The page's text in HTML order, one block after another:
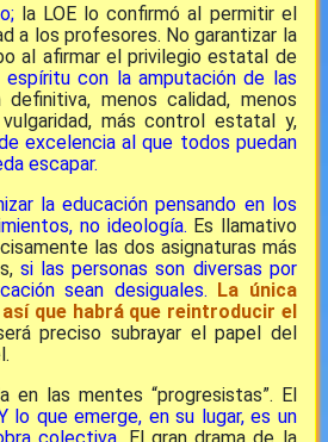
la LOE lo confirmó al permitir el
a los profesores. No garantizar la
al afirmar el privilegio estatal de
espíritu con la amputación de las
definitiva, menos calidad, menos
más control estatal y,
excelencia al que todos puedan
escapar.
la educación pensando en los
no ideología. Es llamativo
las dos asignaturas más
si las personas son diversas por
sean desiguales. La única
que habrá que reintroducir el
preciso subrayar el papel del
en las mentes “progresistas”. El
lo que emerge, en su lugar, es un